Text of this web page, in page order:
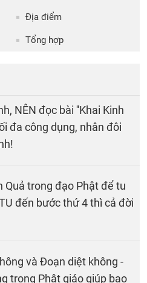
Địa điểm
Tổng hợp
NÊN đọc bài ''Khai Kinh
đa công dụng, nhân đôi
Quả trong đạo Phật để tu
đến bước thứ 4 thì cả đời
và Đoạn diệt không -
trong Phật giáo giúp bao